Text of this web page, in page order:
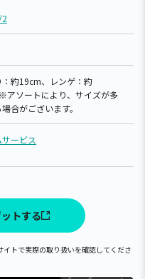
：約19cm、レンゲ：約
ソートにより、サイズが多
合がございます。
ービス
トする
トで実際の取り扱いを確認してくださ